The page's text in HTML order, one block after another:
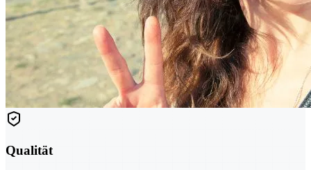
Qualität